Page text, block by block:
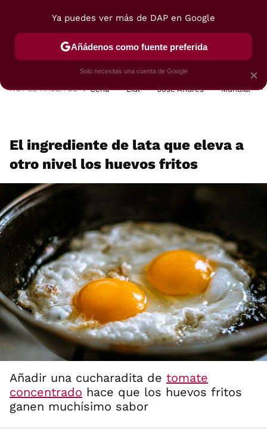
POSTRES VIAJES SELECCIÓN VEGUI
HOY SE HABLA DE Cena Lidl José Andrés Mundial
El ingrediente de lata que eleva a
otro nivel los huevos fritos
Añadir una cucharadita de tomate
concentrado hace que los huevos fritos
ganen muchísimo sabor
×
Ya puedes ver más de DAP en Google
Añádenos como fuente preferida
Solo necesitas una cuenta de Google